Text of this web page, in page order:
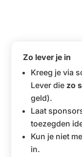
Zo lever je in
Kreeg je via
Lever die zo
geld).
Laat
toezegden
Kun je niet
in.